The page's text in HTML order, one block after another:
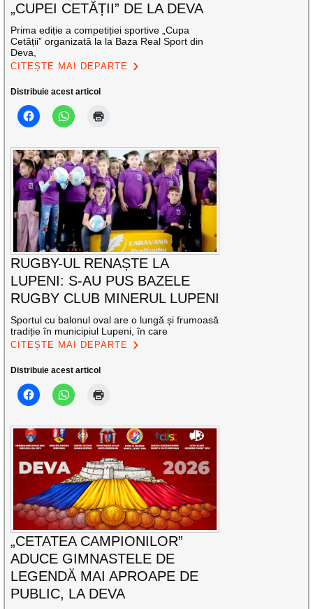
„CUPEI CETĂȚII” DE LA DEVA
Prima ediție a competiției sportive „Cupa
Cetății” organizată la la Baza Real Sport din
Deva,
CITEȘTE MAI DEPARTE
Distribuie acest articol
RUGBY-UL RENAȘTE LA
LUPENI: S-AU PUS BAZELE
RUGBY CLUB MINERUL LUPENI
Sportul cu balonul oval are o lungă și frumoasă
tradiție în municipiul Lupeni, în care
CITEȘTE MAI DEPARTE
Distribuie acest articol
„CETATEA CAMPIONILOR”
ADUCE GIMNASTELE DE
LEGENDĂ MAI APROAPE DE
PUBLIC, LA DEVA